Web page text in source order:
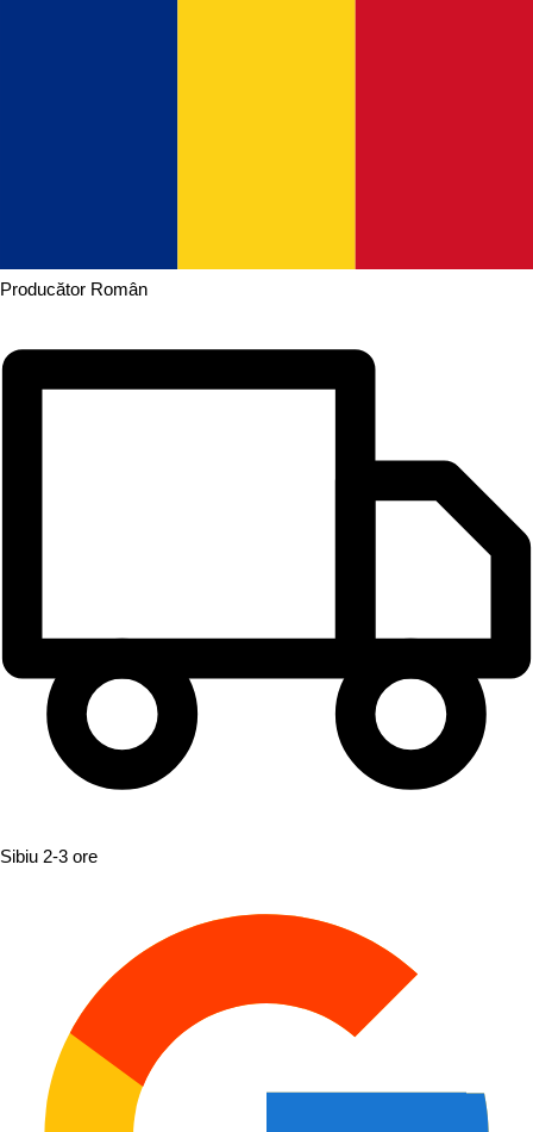
Producător Român
Sibiu 2-3 ore